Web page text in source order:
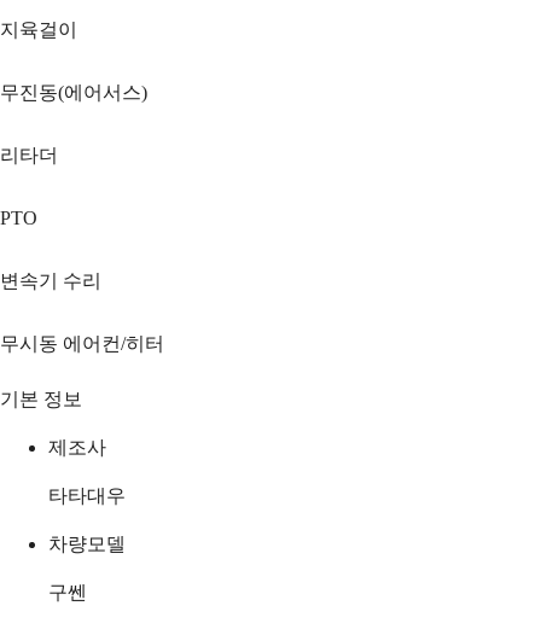
지육걸이
무진동(에어서스)
리타더
PTO
변속기 수리
무시동 에어컨/히터
기본 정보
제조사
타타대우
차량모델
구쎈